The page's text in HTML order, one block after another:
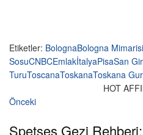
Etiketler: BolognaBologna Mimarisi
SosuCNBCEmlakİtalyaPisaSan
TuruToscanaToskanaToskana
HOT
Önceki
Spetses Gezi